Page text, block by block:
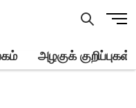
M
u
அழகுக் குறிப்புகள்